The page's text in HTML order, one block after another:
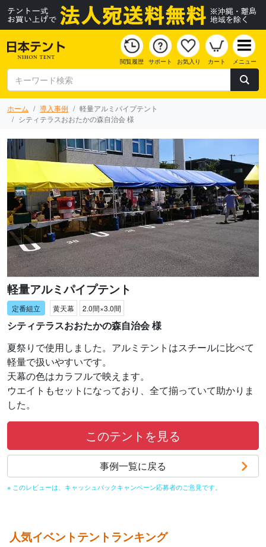
閲覧履歴 サポート お気入り カート メニュー
ホーム 導入事例
軽量アルミパイプテント
シティテラスおおたかの森自治会 様
軽量アルミパイプテント
黄天幕 2.0間×3.0間
シティテラスおおたかの森自治会 様
夏祭りで使用しました。アルミテントはスチールに比べて
軽量で扱いやすいです。
天幕の色はカラフルで映えます。
ウエイトもセットになっており、全て揃っていて助かりま
した。
このテントを見る
事例一覧に戻る
※ このレビューは、キャッシュバックキャンペーン応募者のご意見です。
人気イベントテントランキング